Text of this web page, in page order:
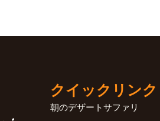
クイックリンク
朝のデザートサファリ